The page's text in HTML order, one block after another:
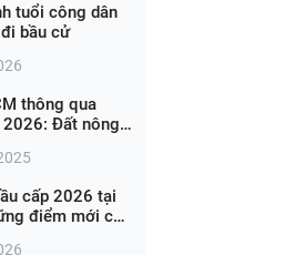
tuổi công dân
bầu cử
thông qua
Đất nông
cấp 2026 tại
điểm mới cần